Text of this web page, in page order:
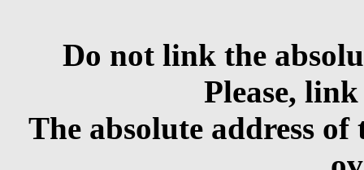
Do not link the
Please,
The absolute address